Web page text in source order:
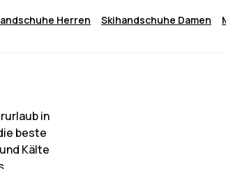
Herren Skihandschuhe Damen
in
beste
Kälte